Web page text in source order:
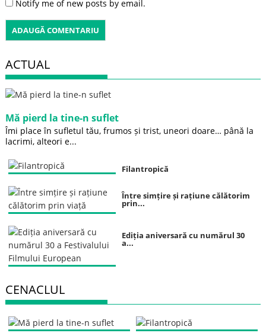
Notify me of new posts by email.
ACTUAL
Mă pierd la tine-n suflet
Îmi place în sufletul tău, frumos și trist, uneori doare… până la
lacrimi, alteori e...
Filantropică
Între simțire și rațiune călătorim
prin...
Ediția aniversară cu numărul 30
a...
CENACLUL